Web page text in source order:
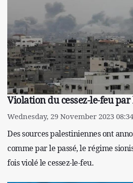
Violation du cessez-le-feu
Wednesday, 29 November 2023 08:34
Des sources palestiniennes ont
comme par le passé, le régime
fois violé le cessez-le-feu.